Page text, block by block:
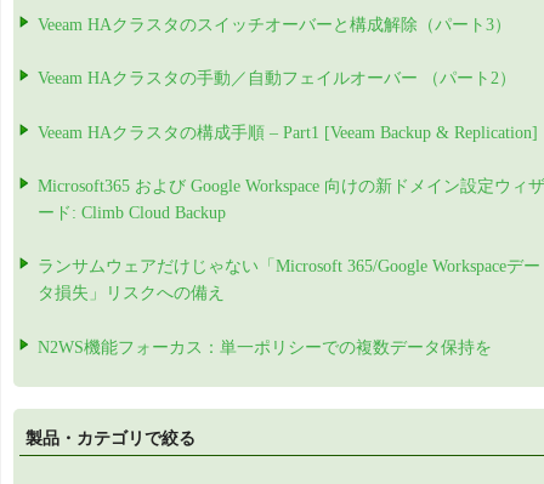
Veeam HAクラスタのスイッチオーバーと構成解除（パート3）
Veeam HAクラスタの手動／自動フェイルオーバー （パート2）
Veeam HAクラスタの構成手順 – Part1 [Veeam Backup & Replication]
Microsoft365 および Google Workspace 向けの新ドメイン設定ウィザ
ード: Climb Cloud Backup
ランサムウェアだけじゃない「Microsoft 365/Google Workspaceデー
タ損失」リスクへの備え
N2WS機能フォーカス：単一ポリシーでの複数データ保持を
製品・カテゴリで絞る